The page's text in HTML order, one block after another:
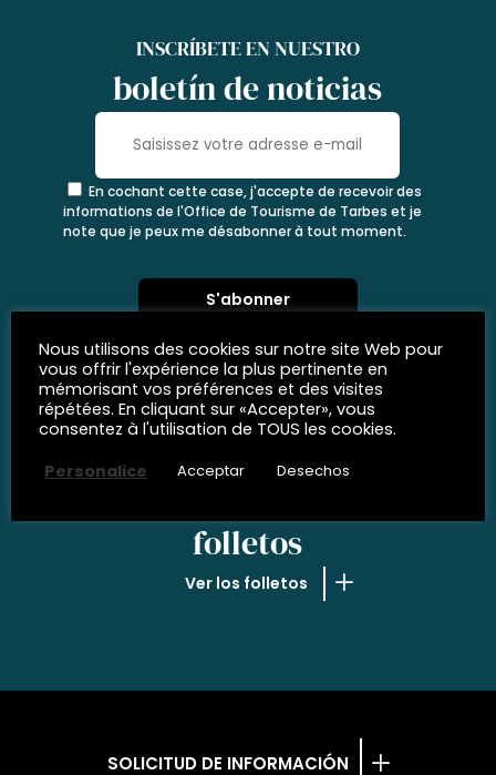
INSCRÍBETE EN NUESTRO
boletín de noticias
En cochant cette case, j'accepte de recevoir des
informations de l'Office de Tourisme de Tarbes et je
note que je peux me désabonner à tout moment.
folletos
Ver los folletos
SOLICITUD DE INFORMACIÓN
Nous utilisons des cookies sur notre site Web pour
vous offrir l'expérience la plus pertinente en
mémorisant vos préférences et des visites
répétées. En cliquant sur «Accepter», vous
consentez à l'utilisation de TOUS les cookies.
Personalice
Acceptar Desechos